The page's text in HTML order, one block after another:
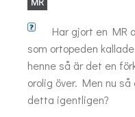
Har gjort en MR
som ortopeden
henne så är det en
orolig över. Men nu
detta igentligen?